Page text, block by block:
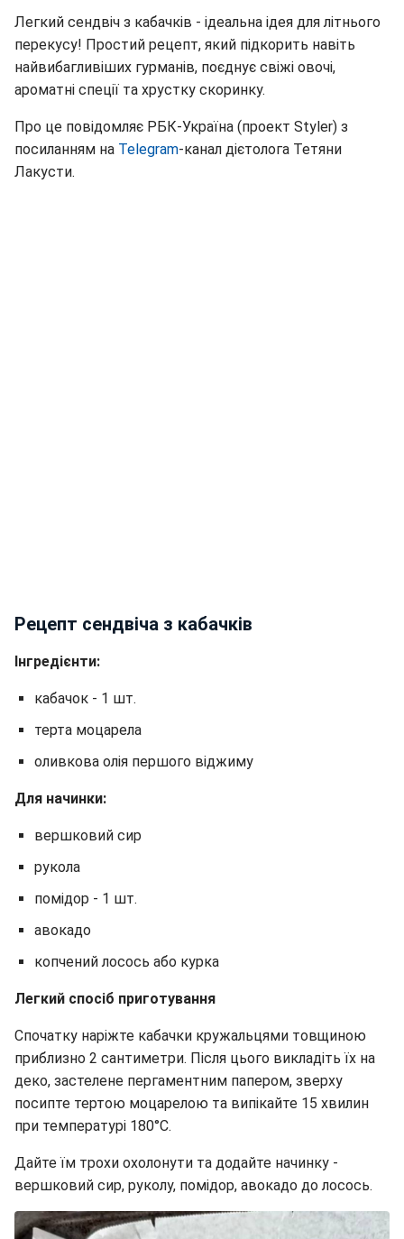
Легкий сендвіч з кабачків - ідеальна ідея для літнього
перекусу! Простий рецепт, який підкорить навіть
найвибагливіших гурманів, поєднує свіжі овочі,
ароматні спеції та хрустку скоринку.
Про це повідомляє РБК-Україна (проект Styler) з
посиланням на Telegram-канал дієтолога Тетяни
Лакусти.
Рецепт сендвіча з кабачків
Інгредієнти:
кабачок - 1 шт.
терта моцарела
оливкова олія першого віджиму
Для начинки:
вершковий сир
рукола
помідор - 1 шт.
авокадо
копчений лосось або курка
Легкий спосіб приготування
Спочатку наріжте кабачки кружальцями товщиною
приблизно 2 сантиметри. Після цього викладіть їх на
деко, застелене пергаментним папером, зверху
посипте тертою моцарелою та випікайте 15 хвилин
при температурі 180°C.
Дайте їм трохи охолонути та додайте начинку -
вершковий сир, руколу, помідор, авокадо до лосось.